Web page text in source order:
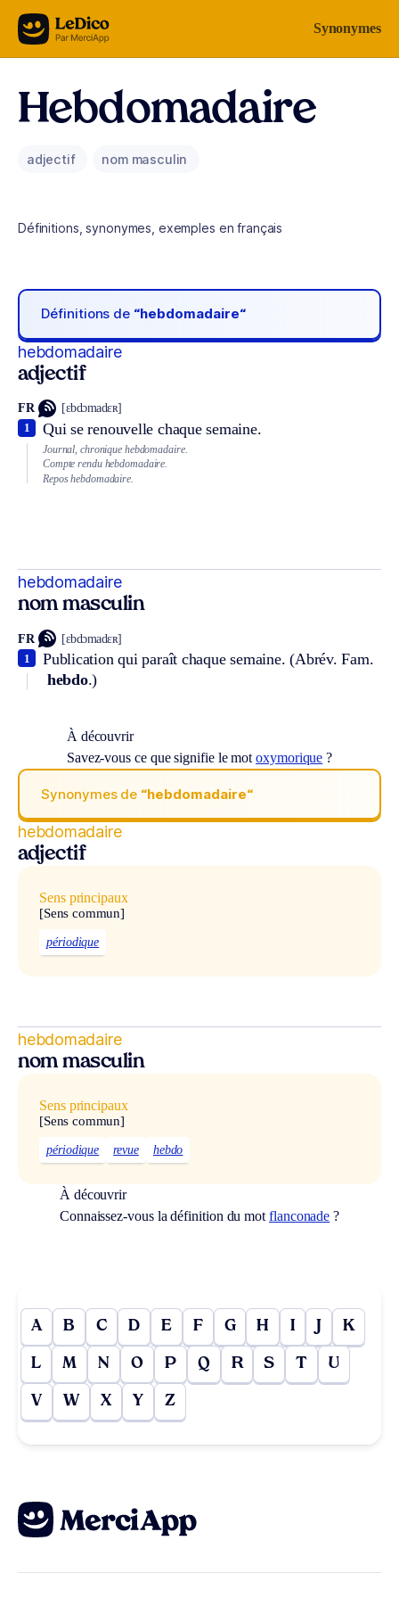
Aller au contenu Synonymes
Hebdomadaire
adjectif nom masculin
Définitions, synonymes, exemples en français
Définitions de “hebdomadaire“
hebdomadaire
adjectif
FR [ɛbdɔmadɛʀ]
Qui se renouvelle chaque semaine.
1
Journal, chronique hebdomadaire.
Compte rendu hebdomadaire.
Repos hebdomadaire.
hebdomadaire
nom masculin
FR [ɛbdɔmadɛʀ]
Publication qui paraît chaque semaine. (Abrév. Fam.
hebdo.)
1
À découvrir
Savez-vous ce que signifie le motoxymorique ?
Synonymes de “hebdomadaire“
hebdomadaire
adjectif
Sens principaux
[Sens commun]
périodique
hebdomadaire
nom masculin
Sens principaux
[Sens commun]
périodique revue hebdo
À découvrir
Connaissez-vous la définition du mot flanconade ?
A B C D E F G H I J K
L M N O P Q R S T U
V W X Y Z